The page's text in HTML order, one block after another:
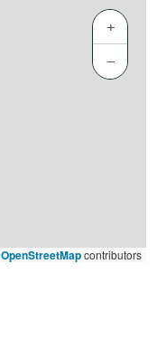
+
−
OpenStreetMapcontributors